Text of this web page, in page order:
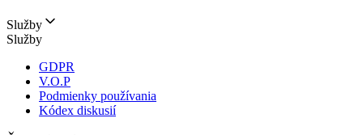
Služby
Služby
GDPR
V.O.P
Podmienky používania
Kódex diskusií